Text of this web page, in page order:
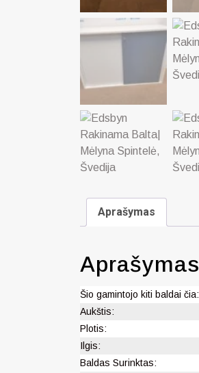
Aprašymas
Aprašymas
Šio gamintojo kiti baldai čia:
Aukštis:
Plotis:
Ilgis:
Baldas Surinktas: